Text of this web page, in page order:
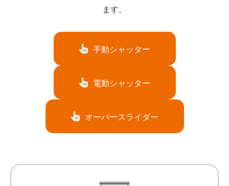
ます。
手動シャッター
電動シャッター
オーバースライダー